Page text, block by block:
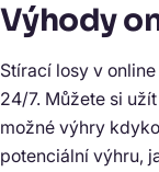
Výhody
Stírací losy v
24/7. Můžete si
možné výhry
potenciální výhru,